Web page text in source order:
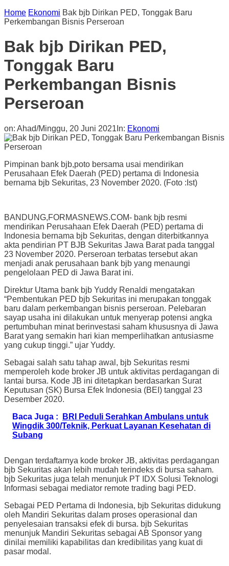
Home Ekonomi Bak bjb Dirikan PED, Tonggak Baru
Perkembangan Bisnis Perseroan
Bak bjb Dirikan PED,
Tonggak Baru
Perkembangan Bisnis
Perseroan
on: Ahad/Minggu, 20 Juni 2021 In: Ekonomi
Pimpinan bank bjb,poto bersama usai mendirikan
Perusahaan Efek Daerah (PED) pertama di Indonesia
bernama bjb Sekuritas, 23 November 2020. (Foto :Ist)
BANDUNG,FORMASNEWS.COM- bank bjb resmi
mendirikan Perusahaan Efek Daerah (PED) pertama di
Indonesia bernama bjb Sekuritas, dengan diterbitkannya
akta pendirian PT BJB Sekuritas Jawa Barat pada tanggal
23 November 2020. Perseroan terbatas tersebut akan
menjadi anak perusahaan bank bjb yang menaungi
pengelolaan PED di Jawa Barat ini.
Direktur Utama bank bjb Yuddy Renaldi mengatakan
“Pembentukan PED bjb Sekuritas ini merupakan tonggak
baru dalam perkembangan bisnis perseroan. Pelebaran
sayap usaha ini dilakukan untuk menyerap potensi angka
pertumbuhan minat berinvestasi saham khususnya di Jawa
Barat yang semakin hari kian memperlihatkan antusiasme
yang cukup tinggi.” ujar Yuddy.
Sebagai salah satu tahap awal, bjb Sekuritas resmi
memperoleh kode broker JB untuk aktivitas perdagangan di
lantai bursa. Kode JB ini ditetapkan berdasarkan Surat
Keputusan (SK) Bursa Efek Indonesia (BEI) tanggal 23
Desember 2020.
Baca Juga :
BRI Peduli Serahkan Ambulans untuk
Wingdik 300/Teknik, Perkuat Layanan Kesehatan di
Subang
Dengan terdaftarnya kode broker JB, aktivitas perdagangan
bjb Sekuritas akan lebih mudah terindeks di bursa saham.
bjb Sekuritas juga telah menunjuk PT IDX Solusi Teknologi
Informasi sebagai mediator remote trading bagi PED.
Sebagai PED Pertama di Indonesia, bjb Sekuritas didukung
oleh Mandiri Sekuritas dalam proses operasional dan
penyelesaian transaksi efek di bursa. bjb Sekuritas
menunjuk Mandiri Sekuritas sebagai AB Sponsor yang
dinilai memiliki kapabilitas dan kredibilitas yang kuat di
pasar modal.